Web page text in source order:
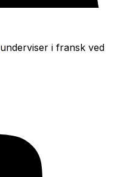
underviser i fransk ved